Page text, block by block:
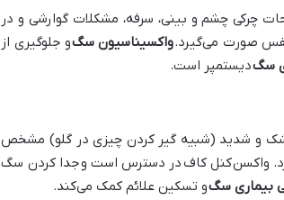
چرکی چشم و بینی، سرفه، مشکلات گوارشی و در
صورت می‌گیرد.واکسیناسیون سگو جلوگیری از
سگدیستمپر است.
و شدید (شبیه گیر کردن چیزی در گلو) مشخص
واکسنکنل کاف در دسترس است وجدا کردن سگ
بیماری سگو تسکین علائم کمک می‌کند.